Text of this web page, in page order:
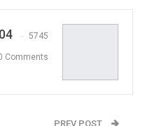
5745
Comments